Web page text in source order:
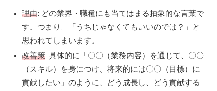
理由: どの業界・職種にも当てはまる抽象的な言葉で
す。つまり、「うちじゃなくてもいいのでは？」と
思われてしまいます。
改善策: 具体的に「〇〇（業務内容）を通じて、〇〇
（スキル）を身につけ、将来的には〇〇（目標）に
貢献したい」のように、どう成長し、どう貢献する